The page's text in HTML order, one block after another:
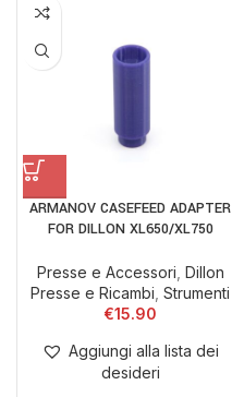
ARMANOV CASEFEED ADAPTER
FOR DILLON XL650/XL750
Presse e Accessori Dillon
Presse e Ricambi ,Strumenti
€15.90
Aggiungi alla lista dei
desideri